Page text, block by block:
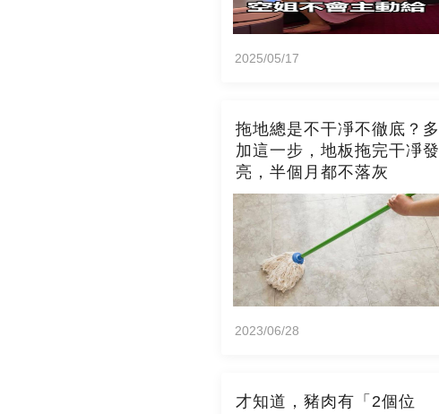
2025/05/17
拖地總是不干凈不徹底？多
加這一步，地板拖完干凈發
亮，半個月都不落灰
2023/06/28
才知道，豬肉有「2個位